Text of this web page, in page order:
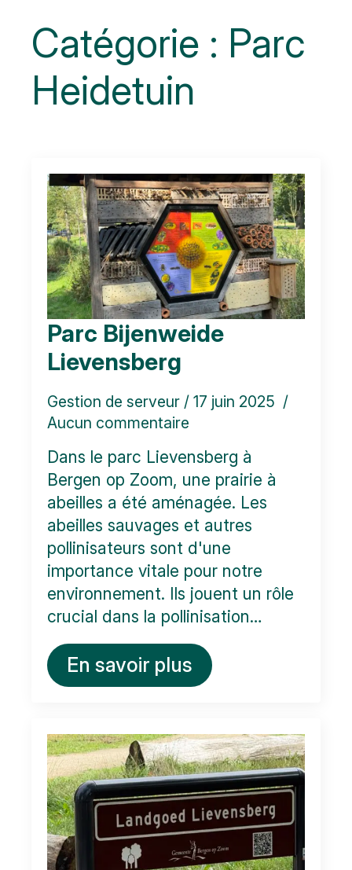
Catégorie : Parc
Heidetuin
Parc Bijenweide
Lievensberg
Gestion de serveur
17 juin 2025
Aucun commentaire
Dans le parc Lievensberg à
Bergen op Zoom, une prairie à
abeilles a été aménagée. Les
abeilles sauvages et autres
pollinisateurs sont d'une
importance vitale pour notre
environnement. Ils jouent un rôle
crucial dans la pollinisation…
En savoir plus